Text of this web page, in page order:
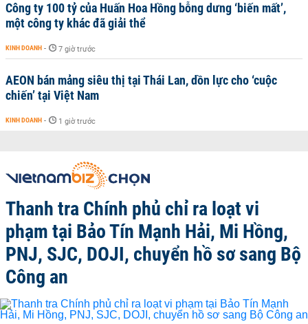
Công ty 100 tỷ của Huấn Hoa Hồng bỗng dưng ‘biến mất’,
một công ty khác đã giải thể
KINH DOANH - 7 giờ trước
AEON bán mảng siêu thị tại Thái Lan, dồn lực cho ‘cuộc
chiến’ tại Việt Nam
KINH DOANH - 1 giờ trước
Thanh tra Chính phủ chỉ ra loạt vi
phạm tại Bảo Tín Mạnh Hải, Mi Hồng,
PNJ, SJC, DOJI, chuyển hồ sơ sang Bộ
Công an